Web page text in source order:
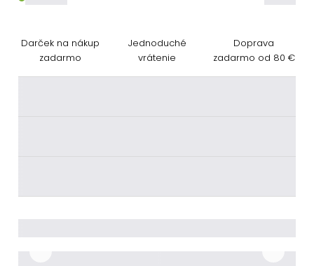
Darček na nákup
zadarmo
Jednoduché
vrátenie
Doprava
zadarmo od 80 €